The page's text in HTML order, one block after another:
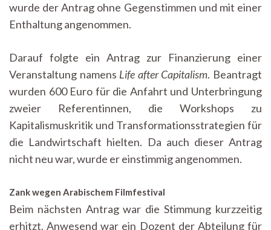
wurde der Antrag ohne Gegenstimmen und mit einer
Enthaltung angenommen.
Darauf folgte ein Antrag zur Finanzierung einer
Veranstaltung namens Life after Capitalism. Beantragt
wurden 600 Euro für die Anfahrt und Unterbringung
zweier Referentinnen, die Workshops zu
Kapitalismuskritik und Transformationsstrategien für
die Landwirtschaft hielten. Da auch dieser Antrag
nicht neu war, wurde er einstimmig angenommen.
Zank wegen Arabischem Filmfestival
Beim nächsten Antrag war die Stimmung kurzzeitig
erhitzt. Anwesend war ein Dozent der Abteilung für